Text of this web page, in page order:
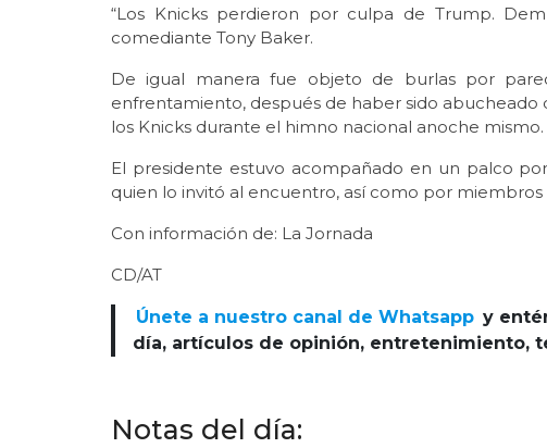
“Los Knicks perdieron por culpa de Trump.
comediante Tony Baker.
De igual manera fue objeto de burlas por
enfrentamiento, después de haber sido
los Knicks durante el himno nacional anoche mismo.
El presidente estuvo acompañado en un palco
quien lo invitó al encuentro, así como por miembros
Con información de: La Jornada
CD/AT
Únete a nuestro canal de Whatsapp y
día, artículos de opinión, entretenimiento,
Notas del día: